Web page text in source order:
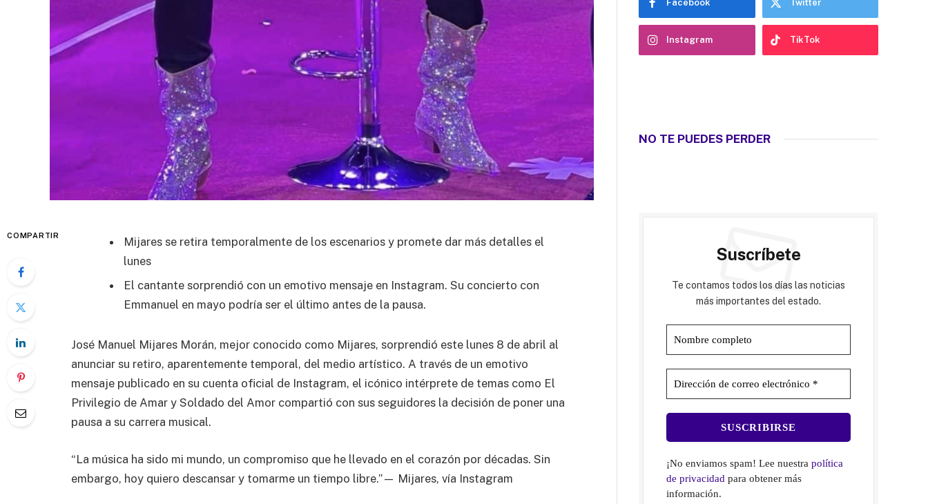
COMPARTIR
Mijares se retira temporalmente de los escenarios y promete dar más detalles el
lunes
El cantante sorprendió con un emotivo mensaje en Instagram. Su concierto con
Emmanuel en mayo podría ser el último antes de la pausa.
José Manuel Mijares Morán, mejor conocido como Mijares, sorprendió este lunes 8 de abril al
anunciar su retiro, aparentemente temporal, del medio artístico. A través de un emotivo
mensaje publicado en su cuenta oficial de Instagram, el icónico intérprete de temas como El
Privilegio de Amar y Soldado del Amor compartió con sus seguidores la decisión de poner una
pausa a su carrera musical.
“La música ha sido mi mundo, un compromiso que he llevado en el corazón por décadas. Sin
embargo, hoy quiero descansar y tomarme un tiempo libre.”— Mijares, vía Instagram
Facebook Twitter
Instagram TikTok
NO TE PUEDES PERDER
Suscríbete
Te contamos todos los días las noticias
más importantes del estado.
¡No enviamos spam! Lee nuestrapolítica
de privacidad para obtener más
información.